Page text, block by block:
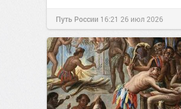
Путь России 16:21 26 июл 2026